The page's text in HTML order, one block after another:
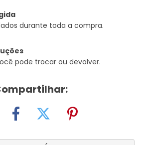
durante toda a compra.
pode trocar ou devolver.